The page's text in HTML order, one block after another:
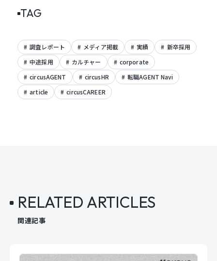
TAG
調査レポート メディア掲載 実績
新卒採用
中途採用
カルチャー
corporate
circusAGENT
circusHR
転職AGENT Navi
article
circusCAREER
RELATED ARTICLES
関連記事